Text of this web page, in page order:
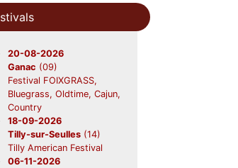
12-09-2026
Nerac
Beavers
Foix (09)
Beavers en concert
31-10-2026
Châtres-sur-Cher(41)
Beavers en concert
28-11-2026
Saint-Symphorien (33)
Beavers en concert
20-08-2026
Ganac (09)
Festival FOIXGRASS,
Bluegrass, Oldtime, Cajun,
Country
18-09-2026
Tilly-sur-Seulles (14)
Tilly American Festival
06-11-2026